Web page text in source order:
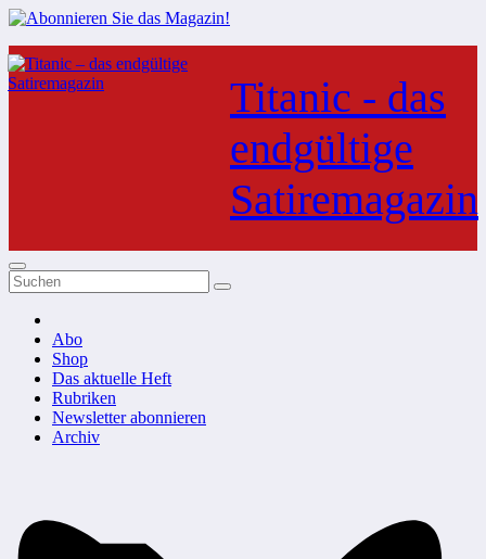
Zum
Inhalt
springen
Titanic - das
endgültige
Satiremagazin
Abo
Shop
Das aktuelle Heft
Rubriken
Newsletter abonnieren
Archiv